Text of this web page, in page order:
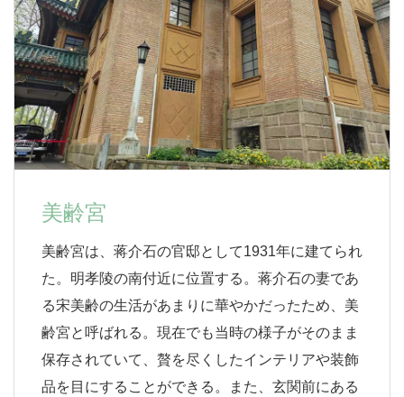
美齢宮
美齢宮は、蒋介石の官邸として1931年に建てられ
た。明孝陵の南付近に位置する。蒋介石の妻であ
る宋美齢の生活があまりに華やかだったため、美
齢宮と呼ばれる。現在でも当時の様子がそのまま
保存されていて、贅を尽くしたインテリアや装飾
品を目にすることができる。また、玄関前にある